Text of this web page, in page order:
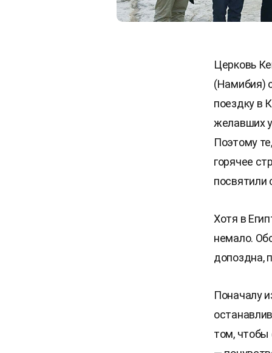
Церковь
(Намибия)
поездку в
желавших
Поэтому
горячее
посвятили
Хотя в
немало.
допоздна,
Поначалу
том, чтобы